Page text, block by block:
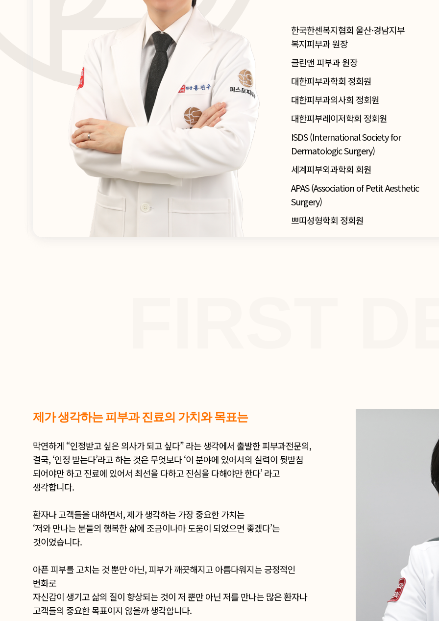
한국한센복지협회 울산·경남지부
복지피부과 원장
클린앤 피부과 원장
대한피부과학회 정회원
대한피부과의사회 정회원
대한피부레이저학회 정회원
ISDS (International Society for
Dermatologic Surgery)
세계피부외과학회 회원
APAS (Association of Petit Aesthetic
Surgery)
쁘띠성형학회 정회원
제가 생각하는 피부과 진료의 가치와 목표는
막연하게 “인정받고 싶은 의사가 되고 싶다” 라는 생각에서 출발한 피부과전문의,
결국, ‘인정 받는다’라고 하는 것은 무엇보다 ‘이 분야에 있어서의 실력이 뒷받침
되어야만 하고 진료에 있어서 최선을 다하고 진심을 다해야만 한다’ 라고
생각합니다.
환자나 고객들을 대하면서, 제가 생각하는 가장 중요한 가치는
‘저와 만나는 분들의 행복한 삶에 조금이나마 도움이 되었으면 좋겠다’는
것이었습니다.
아픈 피부를 고치는 것 뿐만 아닌, 피부가 깨끗해지고 아름다워지는 긍정적인
변화로
자신감이 생기고 삶의 질이 향상되는 것이 저 뿐만 아닌 저를 만나는 많은 환자나
고객들의 중요한 목표이지 않을까 생각합니다.